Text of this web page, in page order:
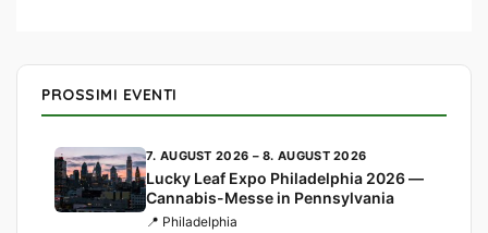
PROSSIMI EVENTI
7. AUGUST 2026 – 8. AUGUST 2026
Lucky Leaf Expo Philadelphia 2026 —
Cannabis-Messe in Pennsylvania
📍 Philadelphia